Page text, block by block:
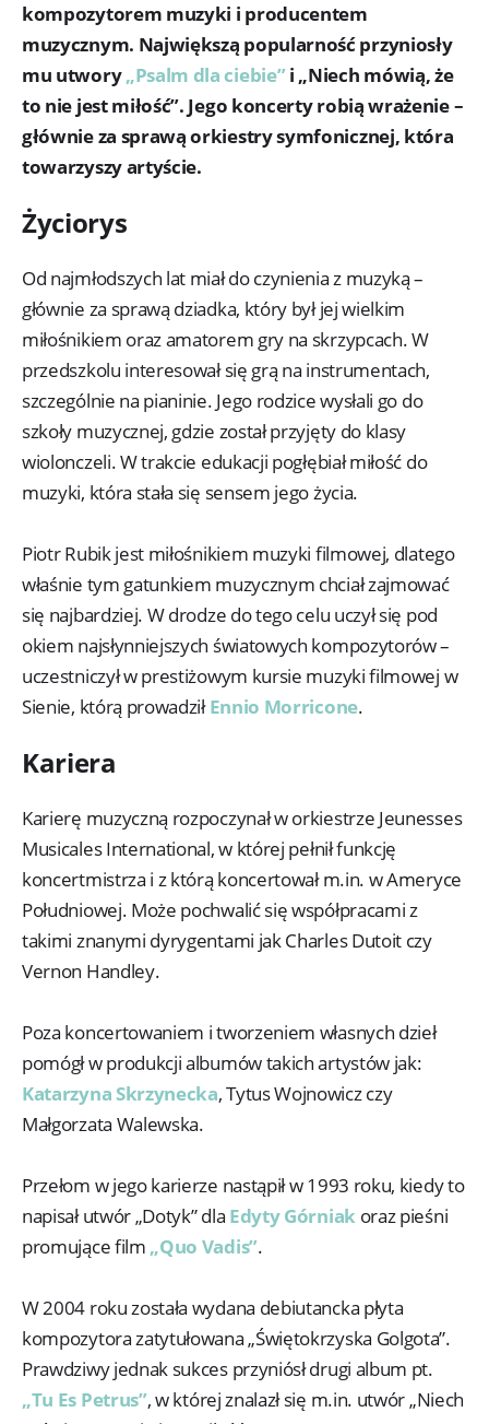
kompozytorem muzyki i producentem
muzycznym. Największą popularność przyniosły
mu utwory„Psalm dla ciebie”i „Niech mówią, że
to nie jest miłość”. Jego koncerty robią wrażenie –
głównie za sprawą orkiestry symfonicznej, która
towarzyszy artyście.
Życiorys
Od najmłodszych lat miał do czynienia z muzyką –
głównie za sprawą dziadka, który był jej wielkim
miłośnikiem oraz amatorem gry na skrzypcach. W
przedszkolu interesował się grą na instrumentach,
szczególnie na pianinie. Jego rodzice wysłali go do
szkoły muzycznej, gdzie został przyjęty do klasy
wiolonczeli. W trakcie edukacji pogłębiał miłość do
muzyki, która stała się sensem jego życia.
Piotr Rubik jest miłośnikiem muzyki filmowej, dlatego
właśnie tym gatunkiem muzycznym chciał zajmować
się najbardziej. W drodze do tego celu uczył się pod
okiem najsłynniejszych światowych kompozytorów –
uczestniczył w prestiżowym kursie muzyki filmowej w
Sienie, którą prowadziłEnnio Morricone.
Kariera
Karierę muzyczną rozpoczynał w orkiestrze Jeunesses
Musicales International, w której pełnił funkcję
koncertmistrza i z którą koncertował m.in. w Ameryce
Południowej. Może pochwalić się współpracami z
takimi znanymi dyrygentami jak Charles Dutoit czy
Vernon Handley.
Poza koncertowaniem i tworzeniem własnych dzieł
pomógł w produkcji albumów takich artystów jak:
Katarzyna Skrzynecka, Tytus Wojnowicz czy
Małgorzata Walewska.
Przełom w jego karierze nastąpił w 1993 roku, kiedy to
napisał utwór „Dotyk” dla Edyty Górniak oraz pieśni
promujące film „Quo Vadis”.
W 2004 roku została wydana debiutancka płyta
kompozytora zatytułowana „Świętokrzyska Golgota”.
Prawdziwy jednak sukces przyniósł drugi album pt.
„Tu Es Petrus”, w której znalazł się m.in. utwór „Niech